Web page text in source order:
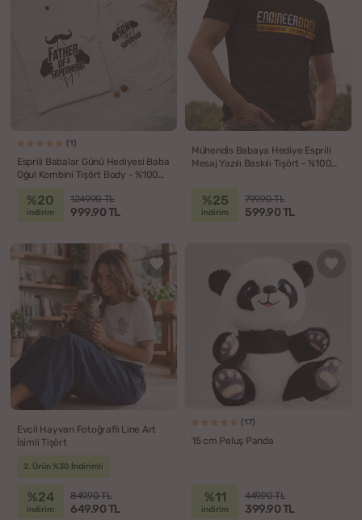
(1)
Esprili Babalar Günü Hediyesi Baba
Oğul Kombini Tişört Body - %100
%20
indirim
1249.90 TL
999.90 TL
Mühendis Babaya Hediye Esprili
Mesaj Yazılı Baskılı Tişört - %100
%25
indirim
799.90 TL
599.90 TL
Evcil Hayvan Fotoğraflı Line Art
İsimli Tişört
2. Ürün %30 İndirimli
%24
indirim
849.90 TL
649.90 TL
(17)
15 cm Peluş Panda
%11
indirim
449.90 TL
399.90 TL